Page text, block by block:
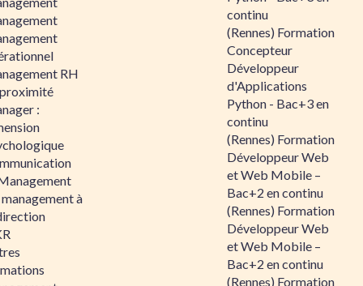
RH
:
à
continu
(Rennes) Formation
Concepteur
Développeur
d'Applications
Python - Bac+3 en
continu
(Rennes) Formation
Développeur Web
et Web Mobile –
Bac+2 en continu
(Rennes) Formation
Développeur Web
et Web Mobile –
Bac+2 en continu
(Rennes) Formation